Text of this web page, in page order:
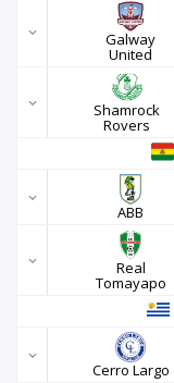
Galway
United
Shamrock
Rovers
ABB
Real
Tomayapo
Cerro Largo